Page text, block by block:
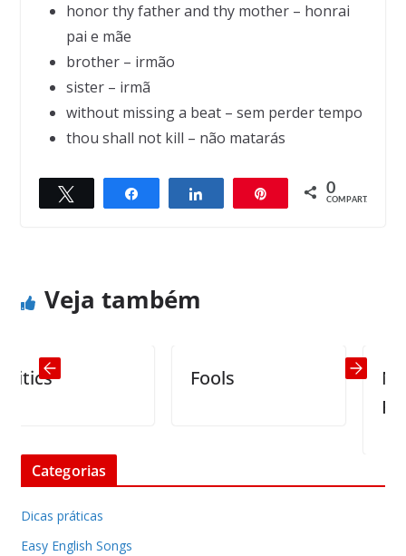
honor thy father and thy mother – honrai
pai e mãe
brother – irmão
sister – irmã
without missing a beat – sem perder tempo
thou shall not kill – não matarás
Compartilhar Compartilhar 0
COMPART.
← Previous
Next →
Veja também
Fools
New
Categorias
Dicas práticas
Easy English Songs